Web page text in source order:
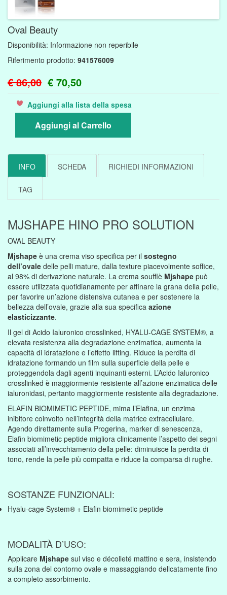
Oval Beauty
Disponibilità: Informazione non reperibile
Riferimento prodotto: 941576009
€ 86,00 € 70,50
Aggiungi alla lista della spesa
Aggiungi al Carrello
INFO SCHEDA RICHIEDI INFORMAZIONI
TAG
MJSHAPE HINO PRO SOLUTION
OVAL BEAUTY
Mjshape è una crema viso specifica per il sostegno
dell’ovale delle pelli mature, dalla texture piacevolmente soffice,
al 98% di derivazione naturale. La crema soufflè Mjshape può
essere utilizzata quotidianamente per affinare la grana della pelle,
per favorire un’azione distensiva cutanea e per sostenere la
bellezza dell’ovale, grazie alla sua specifica azione
elasticizzante.
Il gel di Acido Ialuronico crosslinked, HYALU-CAGE SYSTEM®, a
elevata resistenza alla degradazione enzimatica, aumenta la
capacità di idratazione e l’effetto lifting. Riduce la perdita di
idratazione formando un film sulla superficie della pelle e
proteggendola dagli agenti inquinanti esterni. L’Acido Ialuronico
crosslinked è maggiormente resistente all’azione enzimatica delle
ialuronidasi, pertanto maggiormente resistente alla degradazione.
ELAFIN BIOMIMETIC PEPTIDE, mima l’Elafina, un enzima
inibitore coinvolto nell’integrità della matrice extracellulare.
Agendo direttamente sulla Progerina, marker di senescenza,
Elafin biomimetic peptide migliora clinicamente l’aspetto dei segni
associati all’invecchiamento della pelle: diminuisce la perdita di
tono, rende la pelle più compatta e riduce la comparsa di rughe.
SOSTANZE FUNZIONALI:
Hyalu-cage System® + Elafin biomimetic peptide
MODALITÀ D’USO:
Applicare Mjshape sul viso e décolleté mattino e sera, insistendo
sulla zona del contorno ovale e massaggiando delicatamente fino
a completo assorbimento.